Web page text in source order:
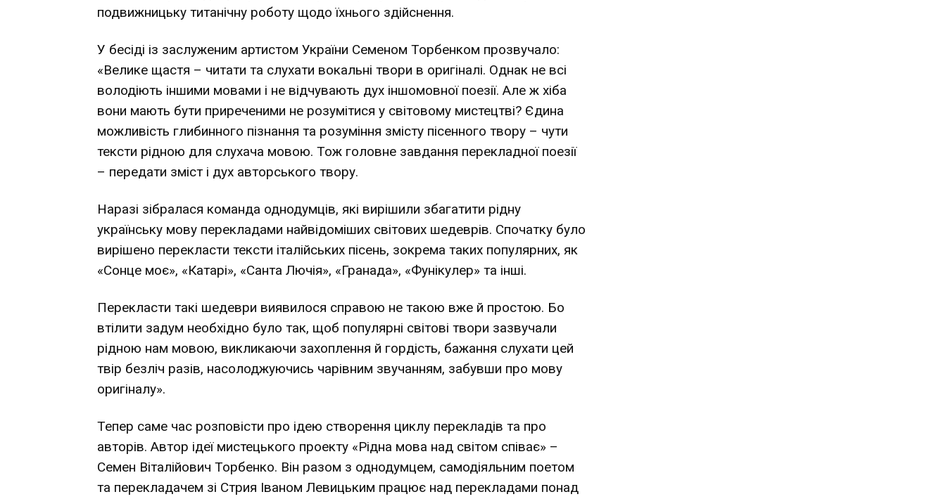
подвижницьку титанічну роботу щодо їхнього здійснення.
У бесіді із заслуженим артистом України Семеном Торбенком прозвучало:
«Велике щастя – читати та слухати вокальні твори в оригіналі. Однак не всі
володіють іншими мовами і не відчувають дух іншомовної поезії. Але ж хіба
вони мають бути приреченими не розумітися у світовому мистецтві? Єдина
можливість глибинного пізнання та розуміння змісту пісенного твору – чути
тексти рідною для слухача мовою. Тож головне завдання перекладної поезії
– передати зміст і дух авторського твору.
Наразі зібралася команда однодумців, які вирішили збагатити рідну
українську мову перекладами найвідоміших світових шедеврів. Спочатку було
вирішено перекласти тексти італійських пісень, зокрема таких популярних, як
«Сонце моє», «Катарі», «Санта Лючія», «Гранада», «Фунікулер» та інші.
Перекласти такі шедеври виявилося справою не такою вже й простою. Бо
втілити задум необхідно було так, щоб популярні світові твори зазвучали
рідною нам мовою, викликаючи захоплення й гордість, бажання слухати цей
твір безліч разів, насолоджуючись чарівним звучанням, забувши про мову
оригіналу».
Тепер саме час розповісти про ідею створення циклу перекладів та про
авторів. Автор ідеї мистецького проекту «Рідна мова над світом співає» –
Семен Віталійович Торбенко. Він разом з однодумцем, самодіяльним поетом
та перекладачем зі Стрия Іваном Левицьким працює над перекладами понад